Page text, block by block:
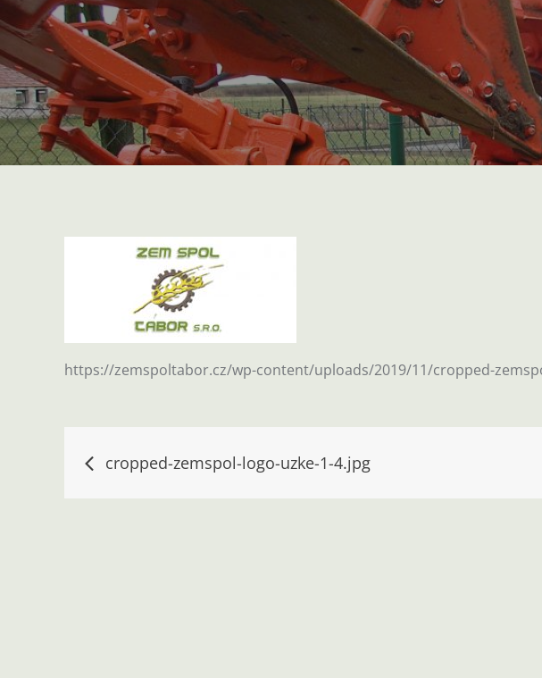
https://zemspoltabor.cz/wp-content/uploads/2019/11/cropped-
Navigace
cropped-zemspol-logo-uzke-1-4.jpg